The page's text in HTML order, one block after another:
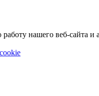
нашего веб-сайта и